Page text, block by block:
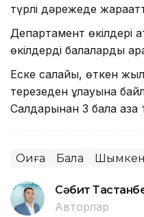
түрлі дәрежеде
Департамент өкілдері
өкілдерді балаларды
Еске салайық, өткен
терезеден құлауына
Салдарынан 3 бала қаза
Оқиға Бала
Сәбит
Авторлар